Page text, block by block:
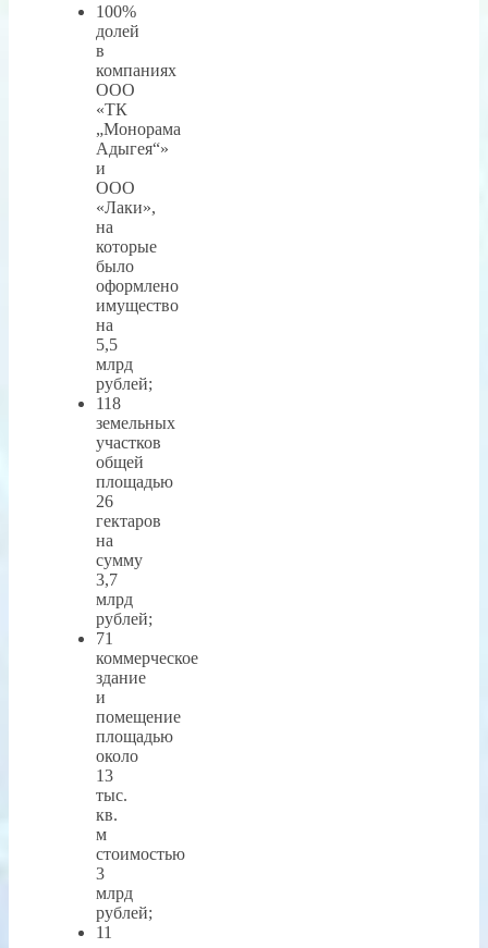
100%
долей
в
компаниях
ООО
«ТК
„Монорама
Адыгея“»
и
ООО
«Лаки»,
на
которые
было
оформлено
имущество
на
5,5
млрд
рублей;
118
земельных
участков
общей
площадью
26
гектаров
на
сумму
3,7
млрд
рублей;
71
коммерческое
здание
и
помещение
площадью
около
13
тыс.
кв.
м
стоимостью
3
млрд
рублей;
11